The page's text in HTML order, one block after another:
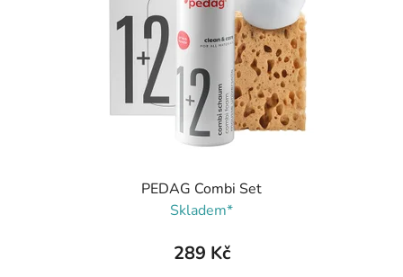
PEDAG Combi Set
Skladem*
289 Kč